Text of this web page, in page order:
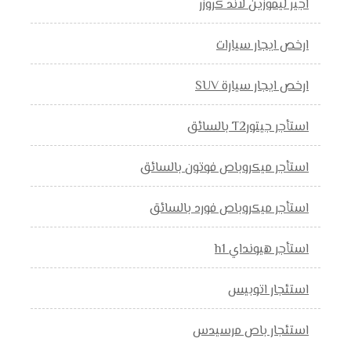
اجير ليموزين لاند كروزر
ارخص ايجار سيارات
ارخص ايجار سيارة SUV
استأجر جيتورT2 بالسائق
استأجر ميكروباص فوتون بالسائق
استأجر ميكروباص فورد بالسائق
استأجر هيونداي h1
استئجار اتوبيس
استئجار باص مرسيدس